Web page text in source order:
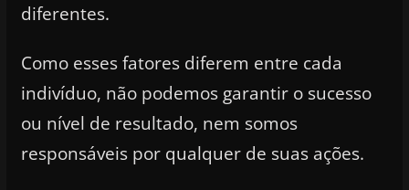
diferentes.
Como esses fatores diferem entre cada
indivíduo, não podemos garantir o sucesso
ou nível de resultado, nem somos
responsáveis por qualquer de suas ações.